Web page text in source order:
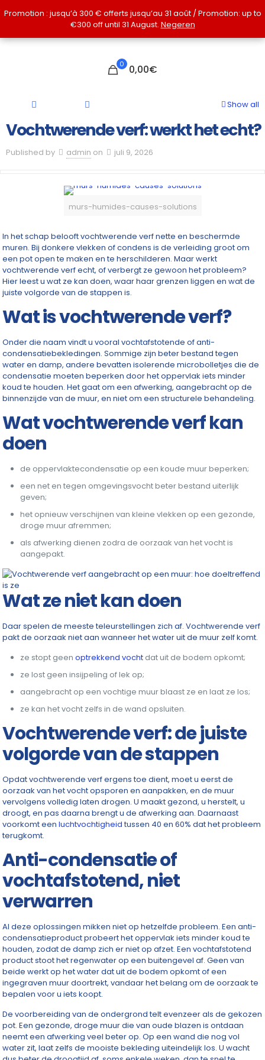
0 0,00€
Show all
Vochtwerende verf: werkt het echt?
Published by admin on juli 9, 2026
murs-humides-causes-solutions
In het schap belooft vochtwerende verf nette en beschermde
muren. Bij donkere vlekken of condens is de verleiding groot om
een pot open te maken en te herschilderen. Maar werkt
vochtwerende verf echt, of verbergt ze gewoon het probleem?
Hier leest u wat ze kan doen, waar haar grenzen liggen en wat de
juiste volgorde van de stappen is.
Wat is vochtwerende verf?
Onder die naam vindt u vooral vochtafstotende of anti-
condensatiebekledingen. Sommige zijn beter bestand tegen
water en damp, andere bevatten isolerende microbolletjes die de
condensatie moeten beperken door het oppervlak iets minder
koud te houden. Het gaat om een afwerking, aangebracht op de
binnenzijde van de muur, en niet om een structurele behandeling.
Wat vochtwerende verf kan
doen
de oppervlaktecondensatie op een koude muur beperken;
een net en tegen omgevingsvocht beter bestand uiterlijk
geven;
het opnieuw verschijnen van kleine vlekken op een gezonde,
droge muur afremmen;
als afwerking dienen zodra de oorzaak van het vocht is
aangepakt.
Wat ze niet kan doen
Daar spelen de meeste teleurstellingen zich af. Vochtwerende verf
pakt de oorzaak niet aan wanneer het water uit de muur zelf komt.
ze stopt geenoptrekkend vocht dat uit de bodem opkomt;
ze lost geen insijpeling of lek op;
aangebracht op een vochtige muur blaast ze en laat ze los;
ze kan het vocht zelfs in de wand opsluiten.
Vochtwerende verf: de juiste
volgorde van de stappen
Opdat vochtwerende verf ergens toe dient, moet u eerst de
oorzaak van het vocht opsporen en aanpakken, en de muur
vervolgens volledig laten drogen. U maakt gezond, u herstelt, u
droogt, en pas daarna brengt u de afwerking aan. Daarnaast
voorkomt eenluchtvochtigheidtussen 40 en 60% dat het probleem
terugkomt.
Anti-condensatie of
vochtafstotend, niet
verwarren
Al deze oplossingen mikken niet op hetzelfde probleem. Een anti-
condensatieproduct probeert het oppervlak iets minder koud te
houden, zodat de damp zich er niet op afzet. Een vochtafstotend
product stoot het regenwater op een buitengevel af. Geen van
beide werkt op het water dat uit de bodem opkomt of een
ingegraven muur doortrekt, vandaar het belang om de oorzaak te
bepalen voor u iets koopt.
De voorbereiding van de ondergrond telt evenzeer als de gekozen
pot. Een gezonde, droge muur die van oude blazen is ontdaan
neemt een afwerking veel beter op. Op een wand die nog vol
water zit, laat zelfs de mooiste bekleding uiteindelijk los. U wacht
Promotion : jusqu’à 300 € offerts jusqu’au 31 août / Promotion: up to
€300 off until 31 August. Negeren
Promotion : jusqu’à 300 € offerts jusqu’au 31 août / Promotion: up to
€300 off until 31 August. Negeren